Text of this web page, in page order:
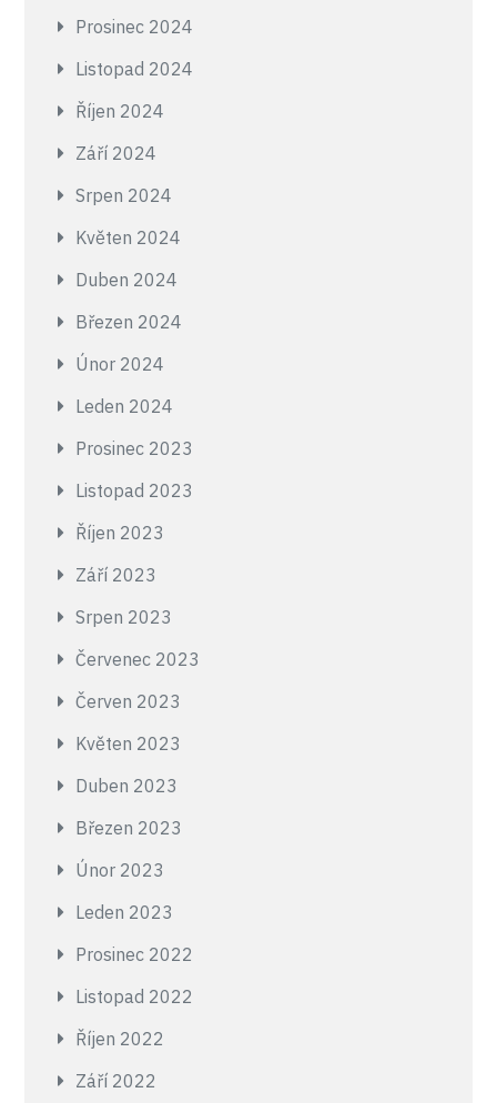
Prosinec 2024
Listopad 2024
Říjen 2024
Září 2024
Srpen 2024
Květen 2024
Duben 2024
Březen 2024
Únor 2024
Leden 2024
Prosinec 2023
Listopad 2023
Říjen 2023
Září 2023
Srpen 2023
Červenec 2023
Červen 2023
Květen 2023
Duben 2023
Březen 2023
Únor 2023
Leden 2023
Prosinec 2022
Listopad 2022
Říjen 2022
Září 2022